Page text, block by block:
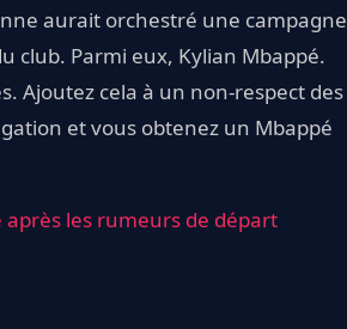
aurait orchestré une campagne
club. Parmi eux, Kylian Mbappé.
Ajoutez cela à un non-respect des
et vous obtenez un Mbappé
après les rumeurs de départ